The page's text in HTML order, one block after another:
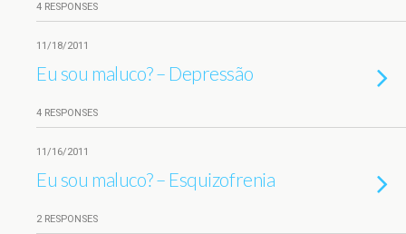
4 RESPONSES
11/18/2011
Eu sou maluco? – Depressão
4 RESPONSES
11/16/2011
Eu sou maluco? – Esquizofrenia
2 RESPONSES